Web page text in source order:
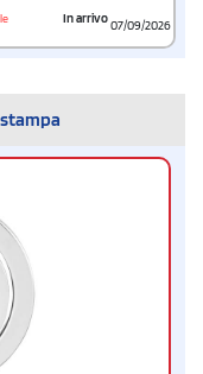
In arrivo07/09/2026